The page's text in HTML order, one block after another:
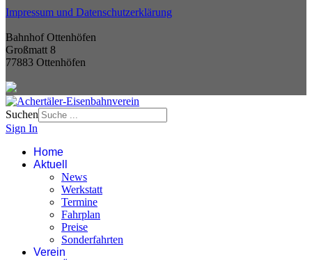
Impressum und Datenschutzerklärung
Bahnhof Ottenhöfen
Großmatt 8
77883 Ottenhöfen
Suchen
Sign In
Home
Aktuell
News
Werkstatt
Termine
Fahrplan
Preise
Sonderfahrten
Verein